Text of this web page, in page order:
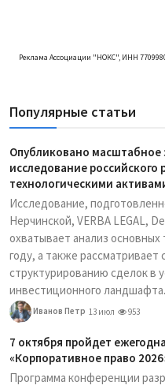
Реклама Ассоциации "НОКС", ИНН
Популярные статьи
Опубликовано масштабное
исследование российского
технологическими
Исследование,
Нерчинской, VERBA LEGAL,
охватывает анализ основных
году, а также
структурированию сделок в
инвестиционного ландшафта.
Иванов Петр 13 июл 953
7 октября пройдет
«Корпоративное право
Программа конференции